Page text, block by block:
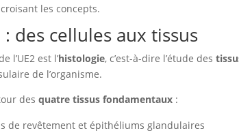
les concepts.
: des cellules aux tissus
l’UE2 est l’histologie, c’est-à-dire l’étude des
de l’organisme.
desquatre tissus fondamentaux :
de revêtement et épithéliums glandulaires